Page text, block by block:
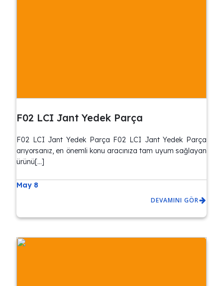
F02 LCI Jant Yedek Parça
F02 LCI Jant Yedek Parça F02 LCI Jant Yedek Parça
arıyorsanız, en önemli konu aracınıza tam uyum sağlayan
ürünü[…]
May 8
DEVAMINI GÖR